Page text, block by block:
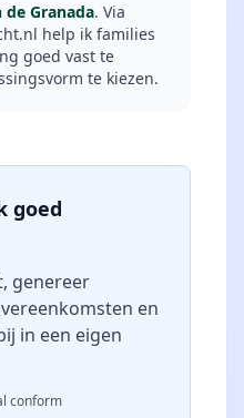
de Granada. Via
help ik families
goed vast te
te kiezen.
goed
genereer
en
in een eigen
conform